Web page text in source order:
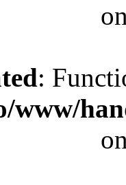
:
www/